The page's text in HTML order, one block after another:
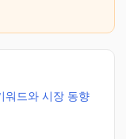
워드와 시장 동향